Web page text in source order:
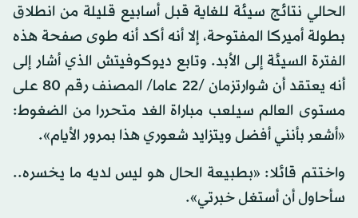
الحالي نتائج سيئة للغاية قبل أسابيع قليلة من انطلاق
بطولة أميركا المفتوحة، إلا أنه أكد أنه طوى صفحة هذه
الفترة السيئة إلى الأبد. وتابع ديوكوفيتش الذي أشار إلى
أنه يعتقد أن شوارتزمان /22 عاما/ المصنف رقم 80 على
مستوى العالم سيلعب مباراة الغد متحررا من الضغوط:
«أشعر بأنني أفضل ويتزايد شعوري هذا بمرور الأيام».
واختتم قائلا: «بطبيعة الحال هو ليس لديه ما يخسره..
سأحاول أن أستغل خبرتي».